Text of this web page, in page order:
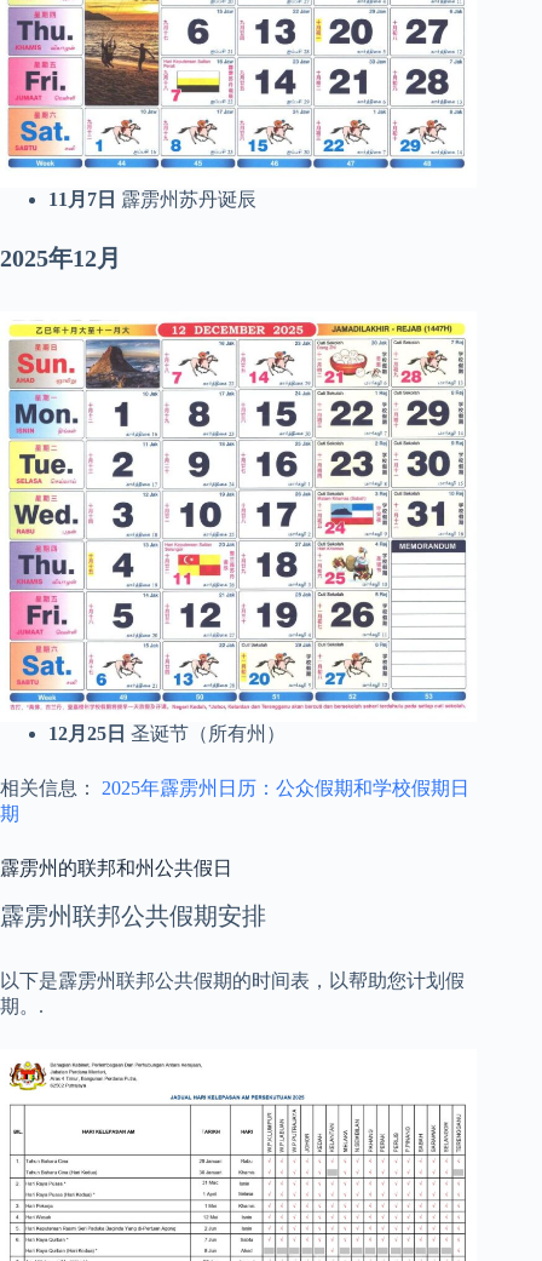
11月7日 霹雳州苏丹诞辰
2025年12月
12月25日 圣诞节（所有州）
相关信息： 2025年霹雳州日历：公众假期和学校假期日
期
霹雳州的联邦和州公共假日
霹雳州联邦公共假期安排
以下是霹雳州联邦公共假期的时间表，以帮助您计划假
期。.